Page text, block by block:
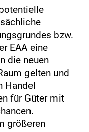
bzw.
EAA eine
die neuen
gelten und
Handel
für Güter mit
größeren